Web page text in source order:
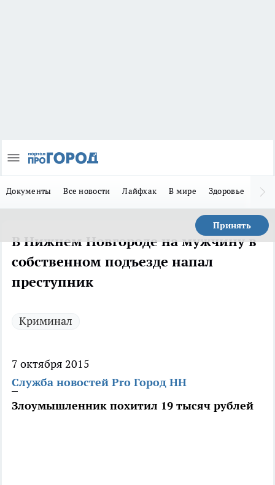
Документы Все новости Лайфхак В мире Здоровье
Принять
В Нижнем Новгороде на мужчину в
собственном подъезде напал
преступник
Криминал
7 октября 2015
Служба новостей Pro Город НН
Злоумышленник похитил 19 тысяч рублей